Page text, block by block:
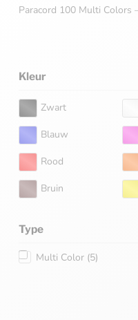
Paracord 100 Multi Colors
Kleur
Zwart
Blauw
Rood
Bruin
Type
Multi Color (5)